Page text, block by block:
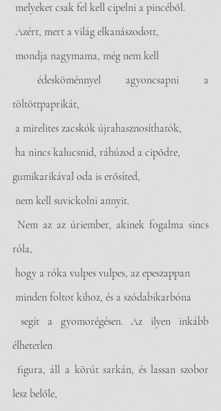
melyeket csak fel kell cipelni a pincéből.
Azért, mert a világ elkanászodott,
mondja nagymama, még nem kell
töltöttpaprikát,
a mirelites zacskók újrahasznosíthatók,
ha nincs kalucsnid, ráhúzod a cipődre,
gumikarikával oda is erősíted,
nem kell suvickolni annyit.
róla,
hogy a róka vulpes vulpes, az epeszappan
minden foltot kihoz, és a szódabikarbóna
élhetetlen
lesz belőle,